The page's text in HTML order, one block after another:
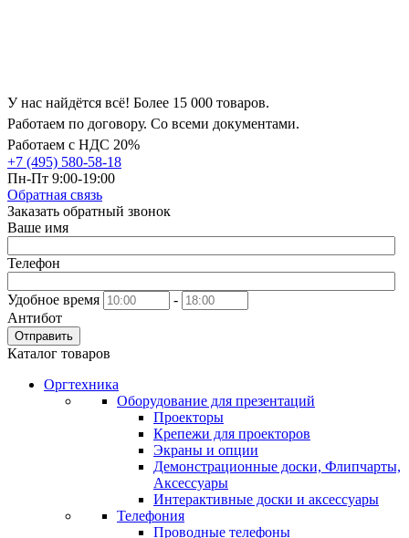
У нас найдётся всё! Более 15 000 товаров.
Работаем по договору. Со всеми документами.
Работаем с НДС 20%
+7 (495) 580-58-18
Пн-Пт 9:00-19:00
Обратная связь
Заказать обратный звонок
Ваше имя
Телефон
Удобное время
-
Антибот
Отправить
Каталог товаров
Оргтехника
Оборудование для презентаций
Проекторы
Крепежи для проекторов
Экраны и опции
Демонстрационные доски, Флипчарты,
Аксессуары
Интерактивные доски и аксессуары
Телефония
Проводные телефоны